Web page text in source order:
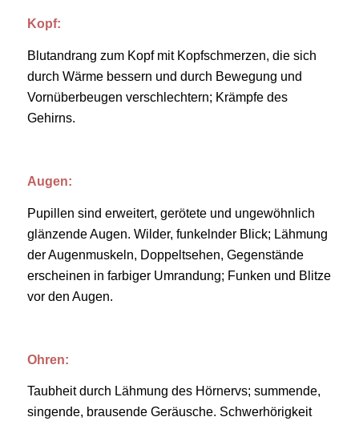
Kopf:
Blutandrang zum Kopf mit Kopfschmerzen, die sich
durch Wärme bessern und durch Bewegung und
Vornüberbeugen verschlechtern; Krämpfe des
Gehirns.
Augen:
Pupillen sind erweitert, gerötete und ungewöhnlich
glänzende Augen. Wilder, funkelnder Blick; Lähmung
der Augenmuskeln, Doppeltsehen, Gegenstände
erscheinen in farbiger Umrandung; Funken und Blitze
vor den Augen.
Ohren:
Taubheit durch Lähmung des Hörnervs; summende,
singende, brausende Geräusche. Schwerhörigkeit